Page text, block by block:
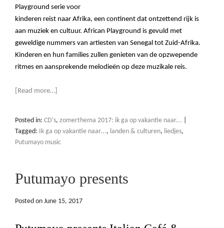
Playground serie voor
kinderen reist naar Afrika, een continent dat ontzettend rijk is
aan muziek en cultuur. African Playground is gevuld met
geweldige nummers van artiesten van Senegal tot Zuid-Afrika.
Kinderen en hun families zullen genieten van de opzwepende
ritmes en aansprekende melodieën op deze muzikale reis.
[Read more…]
Posted in: CD's, zomerthema 2017: ik ga op vakantie naar...
Tagged: Ik ga op vakantie naar..., landen & culturen, liedjes,
Putumayo music
Putumayo presents
Posted on June 15, 2017